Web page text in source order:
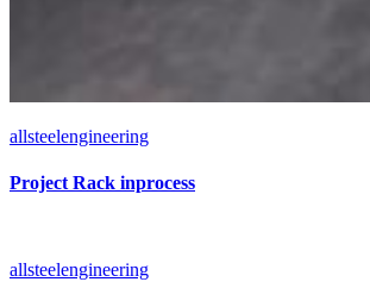
allsteelengineering
Project Rack inprocess
allsteelengineering